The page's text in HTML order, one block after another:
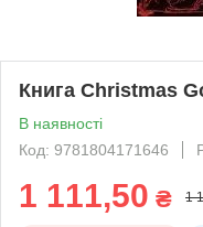
Книга Christmas
В наявності
Код: 9781804171646
1 111,50 ₴ 1